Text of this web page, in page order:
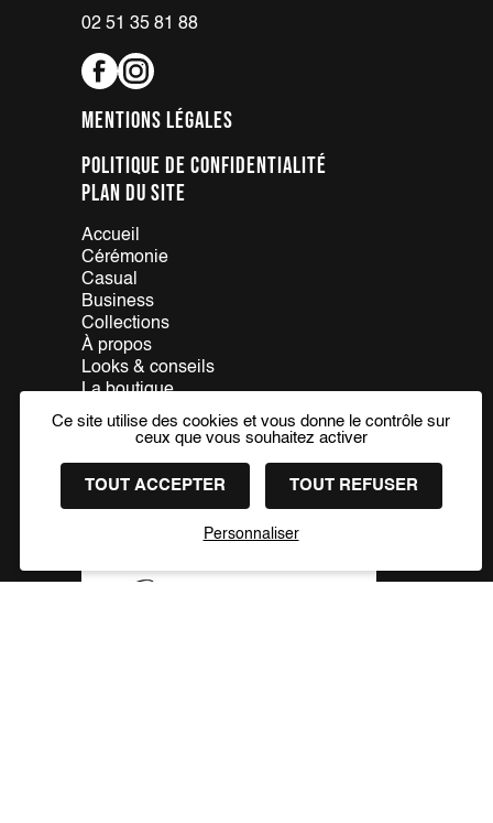
02 51 35 81 88
Mentions légales
Politique de confidentialité
Plan du site
Accueil
Cérémonie
Casual
Business
Collections
À propos
Looks & conseils
La boutique
Prendre rendez-vous
Contact
PRENDRE RDV
Nos partenaires
Ce site utilise des cookies et vous donne le contrôle sur
ceux que vous souhaitez activer
TOUT ACCEPTER TOUT REFUSER
Personnaliser